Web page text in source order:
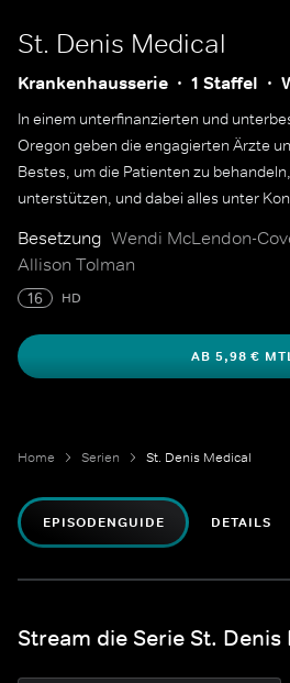
St. Denis Medical
Krankenhausserie 1 Staffel
In einem unterfinanzierten und
Oregon geben die engagierten Ärzte
Bestes, um die Patienten zu
unterstützen, und dabei alles unter
Besetzung Wendi McLendon-
Allison Tolman
16 HD
AB 5,98 €
Home Serien St. Denis Medical
EPISODENGUIDE DETAILS
Stream die Serie St. Denis